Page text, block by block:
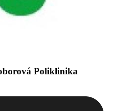
Poliklinika